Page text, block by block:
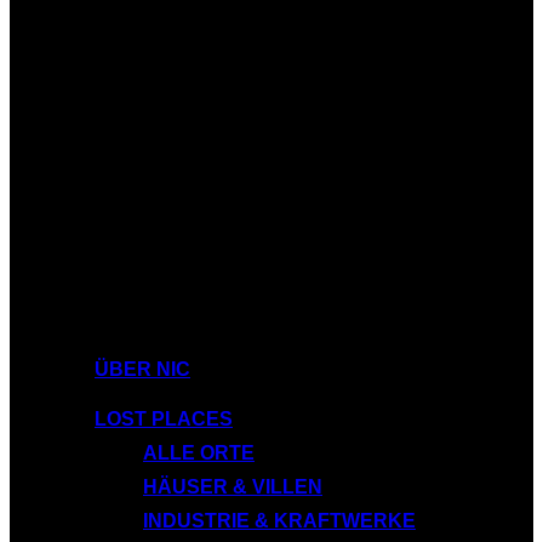
ÜBER NIC
LOST PLACES
ALLE ORTE
HÄUSER & VILLEN
INDUSTRIE & KRAFTWERKE